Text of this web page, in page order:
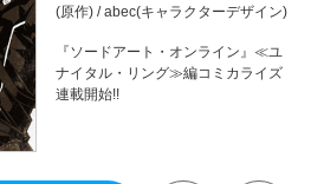
(原作) / abec(キャラクターデザイン)
『ソードアート・オンライン』≪ユ
ナイタル・リング≫編コミカライズ
連載開始!!